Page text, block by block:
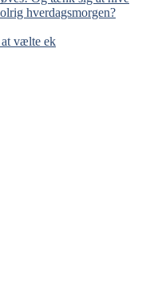
vælte ek